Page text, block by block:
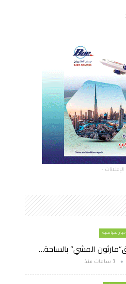
أخبار سياسية
المشي” بالساحة…
3 ساعات منذ